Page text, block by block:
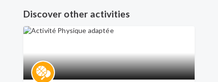
Discover other activities